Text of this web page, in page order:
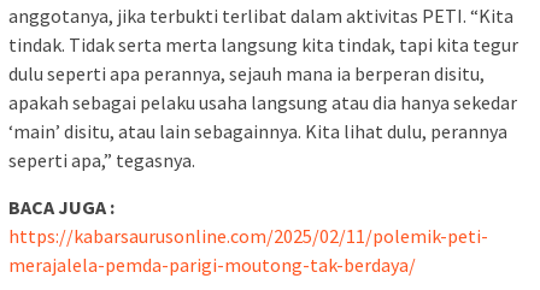
anggotanya, jika terbukti terlibat dalam aktivitas PETI. “Kita
tindak. Tidak serta merta langsung kita tindak, tapi kita tegur
dulu seperti apa perannya, sejauh mana ia berperan disitu,
apakah sebagai pelaku usaha langsung atau dia hanya sekedar
‘main’ disitu, atau lain sebagainnya. Kita lihat dulu, perannya
seperti apa,” tegasnya.
BACA JUGA :
https://kabarsaurusonline.com/2025/02/11/polemik-peti-
merajalela-pemda-parigi-moutong-tak-berdaya/